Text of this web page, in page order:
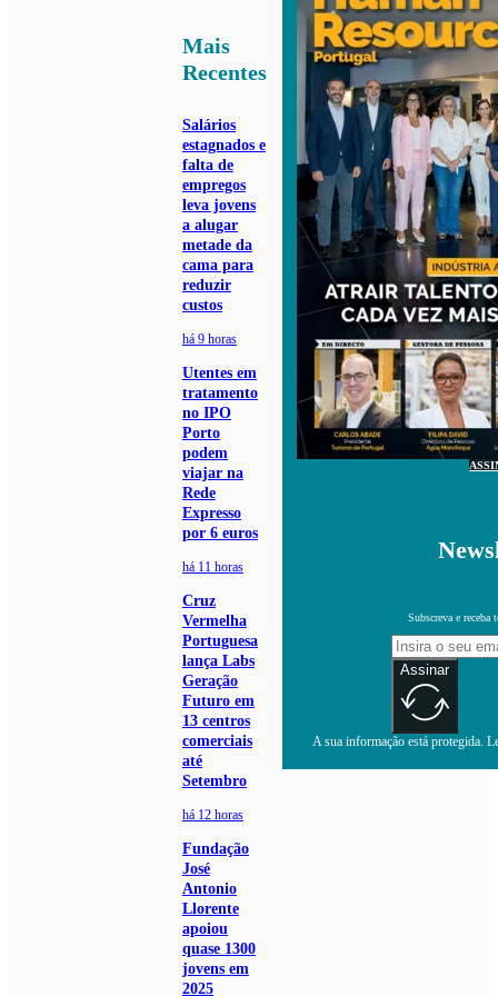
Mais
Recentes
Salários
estagnados e
falta de
empregos
leva jovens
a alugar
metade da
cama para
reduzir
custos
há 9 horas
Utentes em
tratamento
no IPO
Porto
podem
viajar na
Rede
Expresso
por 6 euros
há 11 horas
Cruz
Vermelha
Portuguesa
lança Labs
Geração
Futuro em
13 centros
comerciais
até
Setembro
há 12 horas
Fundação
José
Antonio
Llorente
apoiou
quase 1300
jovens em
2025
Subscreva e receba
Assinar
A sua informação está protegida.